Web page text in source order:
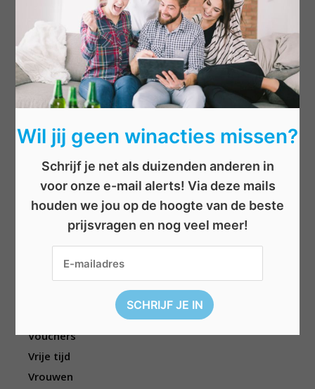
Boeken
Cadeau
Dieren
Elektronica
Eten/drinken
Geld
Kleding
Mannen
Overige
Vouchers
Vrije tijd
Vrouwen
Wil jij geen winacties missen?
Schrijf je net als duizenden anderen in
voor onze e-mail alerts! Via deze mails
houden we jou op de hoogte van de beste
prijsvragen en nog veel meer!